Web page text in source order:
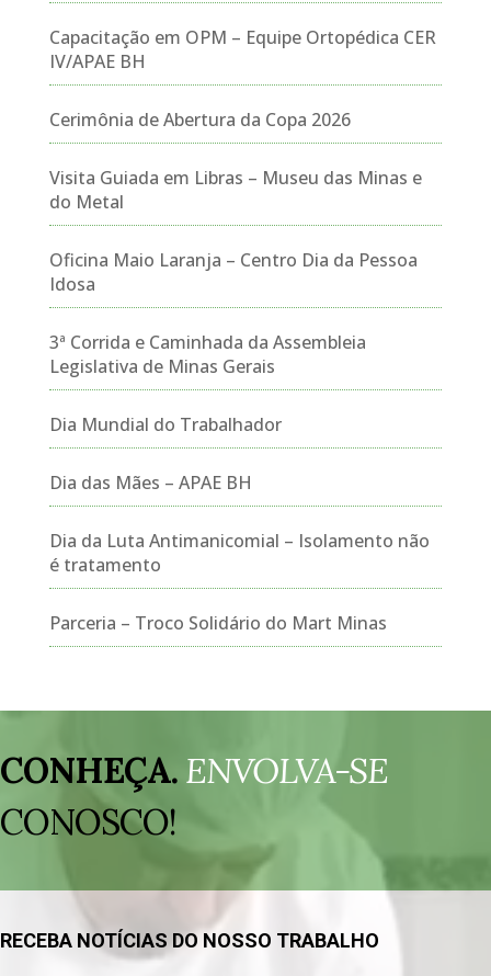
Capacitação em OPM – Equipe Ortopédica CER
IV/APAE BH
Cerimônia de Abertura da Copa 2026
Visita Guiada em Libras – Museu das Minas e
do Metal
Oficina Maio Laranja – Centro Dia da Pessoa
Idosa
3ª Corrida e Caminhada da Assembleia
Legislativa de Minas Gerais
Dia Mundial do Trabalhador
Dia das Mães – APAE BH
Dia da Luta Antimanicomial – Isolamento não
é tratamento
Parceria – Troco Solidário do Mart Minas
de
vídeo
CONHEÇA.ENVOLVA-SE
CONOSCO!
RECEBA NOTÍCIAS DO NOSSO TRABALHO